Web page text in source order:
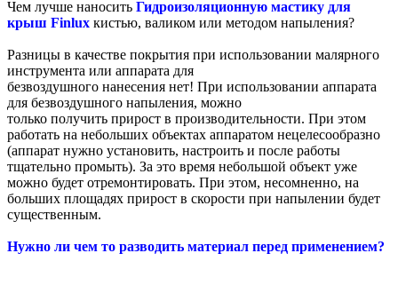
Чем лучше наносить Гидроизоляционную мастику для
крыш Finlux кистью, валиком или методом напыления?
Разницы в качестве покрытия при использовании малярного
инструмента или аппарата для
безвоздушного нанесения нет! При использовании аппарата
для безвоздушного напыления, можно
только получить прирост в производительности. При этом
работать на небольших объектах аппаратом нецелесообразно
(аппарат нужно установить, настроить и после работы
тщательно промыть). За это время небольшой объект уже
можно будет отремонтировать. При этом, несомненно, на
больших площадях прирост в скорости при напылении будет
существенным.
Нужно ли чем то разводить материал перед применением?